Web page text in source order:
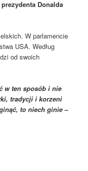
Donalda
W parlamencie
USA. Według
od swoich
w ten sposób i nie
tradycji i korzeni
to niech ginie–